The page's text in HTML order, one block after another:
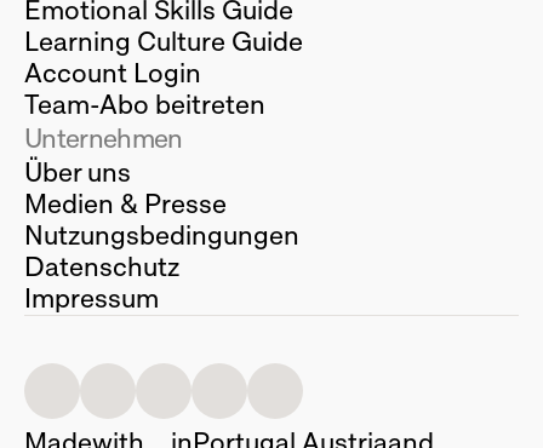
Emotional Skills Guide
Learning Culture Guide
Account Login
Team-Abo beitreten
Unternehmen
Über uns
Medien & Presse
Nutzungsbedingungen
Datenschutz
Impressum